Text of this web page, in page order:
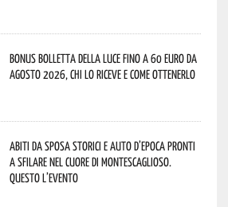
Bonus bolletta della luce fino a 60 euro da
agosto 2026, chi lo riceve e come ottenerlo
Abiti da sposa storici e auto d’epoca pronti
a sfilare nel cuore di Montescaglioso.
Questo l’evento